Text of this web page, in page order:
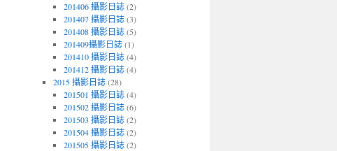
201406 攝影日誌(2)
201407 攝影日誌(3)
201408 攝影日誌(5)
201409攝影日誌(1)
201410 攝影日誌(4)
201412 攝影日誌(4)
2015 攝影日誌(28)
201501 攝影日誌(4)
201502 攝影日誌(6)
201503 攝影日誌(2)
201504 攝影日誌(2)
201505 攝影日誌(2)